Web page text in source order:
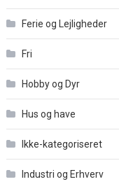
Ferie og Lejligheder
Fri
Hobby og Dyr
Hus og have
Ikke-kategoriseret
Industri og Erhverv